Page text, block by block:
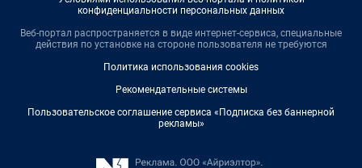
конфиденциальности персональных данных
Веб-портал распространяется в виде интернет-сервиса, специальные
действия по установке на стороне пользователя не требуются
Политика использования cookies
Рекомендательные системы
Пользовательское соглашение сервиса «Подписка без баннерной
рекламы»